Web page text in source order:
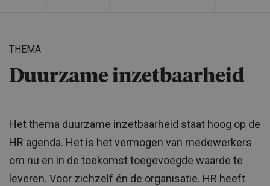
ZOEKEN
THEMA
Duurzame inzetbaarheid
Het thema duurzame inzetbaarheid staat hoog op de
HR agenda. Het is het vermogen van medewerkers
om nu en in de toekomst toegevoegde waarde te
leveren. Voor zichzelf én de organisatie. HR heeft